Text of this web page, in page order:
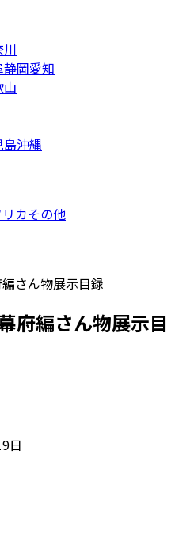
川
静岡愛知
山
島沖縄
カその他
さん物展示目録
府編さん物展示目
日